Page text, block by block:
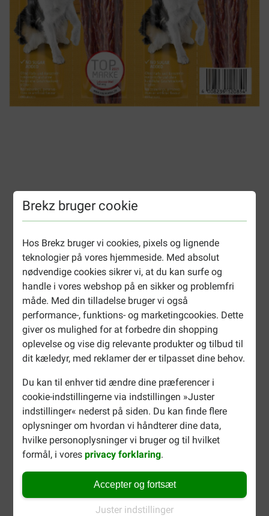
Brekz bruger cookie
Hos Brekz bruger vi cookies, pixels og lignende
teknologier på vores hjemmeside. Med absolut
nødvendige cookies sikrer vi, at du kan surfe og
handle i vores webshop på en sikker og problemfri
måde. Med din tilladelse bruger vi også
performance-, funktions- og marketingcookies. Dette
giver os mulighed for at forbedre din shopping
oplevelse og vise dig relevante produkter og tilbud til
dit kæledyr, med reklamer der er tilpasset dine behov.
Du kan til enhver tid ændre dine præferencer i
cookie-indstillingerne via indstillingen »Juster
indstillinger« nederst på siden. Du kan finde flere
oplysninger om hvordan vi håndterer dine data,
hvilke personoplysninger vi bruger og til hvilket
formål, i voresprivacy forklaring.
Accepter og fortsæt
Juster indstillinger